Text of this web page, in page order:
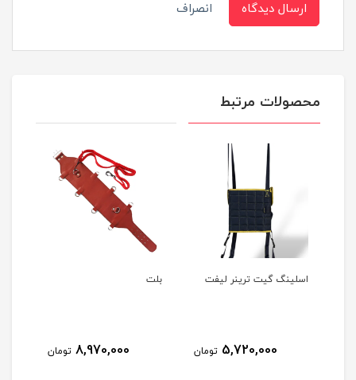
ارسال دیدگاه انصراف
محصولات مرتبط
اسلینگ گیت ترینر لیفت
5,720,000 تومان
بلت
8,970,000 تومان